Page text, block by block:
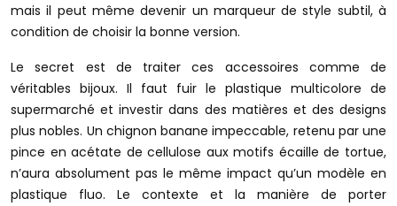
mais il peut même devenir un marqueur de style subtil, à
condition de choisir la bonne version.
Le secret est de traiter ces accessoires comme de
véritables bijoux. Il faut fuir le plastique multicolore de
supermarché et investir dans des matières et des designs
plus nobles. Un chignon banane impeccable, retenu par une
pince en acétate de cellulose aux motifs écaille de tortue,
n’aura absolument pas le même impact qu’un modèle en
plastique fluo. Le contexte et la manière de porter